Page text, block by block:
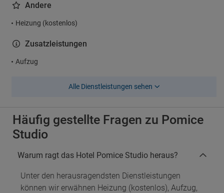
Andere
Heizung (kostenlos)
Zusatzleistungen
Aufzug
Alle Dienstleistungen sehen
Häufig gestellte Fragen zu Pomice
Studio
Warum ragt das Hotel Pomice Studio heraus?
Unter den herausragendsten Dienstleistungen
können wir erwähnen Heizung (kostenlos), Aufzug,